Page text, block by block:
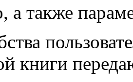
а также
книги